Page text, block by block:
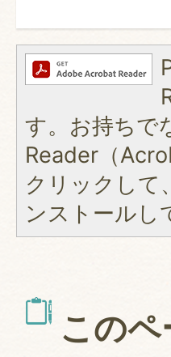
す。お持ちで
Reader（
クリックして
ンストールし
この